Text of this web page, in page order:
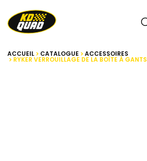
ACCUEIL CATALOGUE ACCESSOIRES
RYKER VERROUILLAGE DE LA BOÎTE À GANTS